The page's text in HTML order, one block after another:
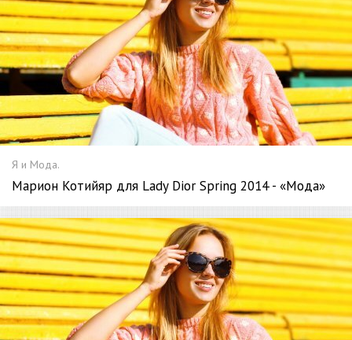
Я и Мода.
Марион Котийяр для Lady Dior Spring 2014 - «Мода»